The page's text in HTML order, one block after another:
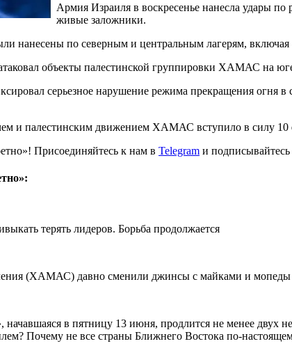
Армия Израиля в воскресенье нанесла удары по
живые заложники.
нанесены по северным и центральным лагерям,
объекты палестинской группировки ХАМАС на юге
серьезное нарушение режима прекращения огня
и палестинским движением ХАМАС вступило в силу 10
Присоединяйтесь к нам в Telegram и
терять лидеров. Борьба продолжается
(ХАМАС) давно сменили джинсы с майками и
начавшаяся в пятницу 13 июня, продлится не менее
Почему не все страны Ближнего Востока по-